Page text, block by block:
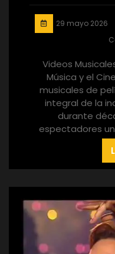
29 mayo 2026
Videos
Música y el
musicales de
integral de la
durante
espectadores